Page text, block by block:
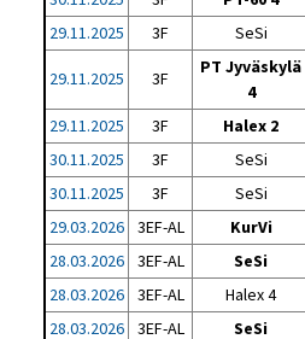
29.11.2025
3F SeSi
29.11.2025 3F
PT Jyväskylä
4
29.11.2025 3F Halex 2
30.11.2025
3F SeSi
30.11.2025
3F SeSi
29.03.2026
3EF-AL KurVi
28.03.2026
3EF-AL SeSi
28.03.2026
3EF-AL Halex 4
28.03.2026
3EF-AL SeSi